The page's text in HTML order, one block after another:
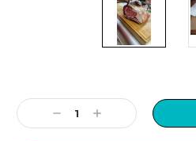
Stock:
Decrease
Quantity:
Increase
Quantity: